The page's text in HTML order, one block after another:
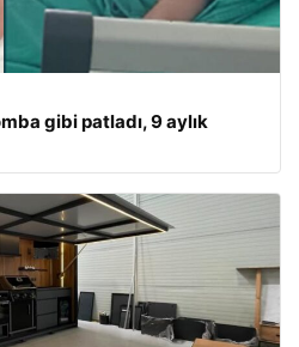
gibi patladı, 9 aylık